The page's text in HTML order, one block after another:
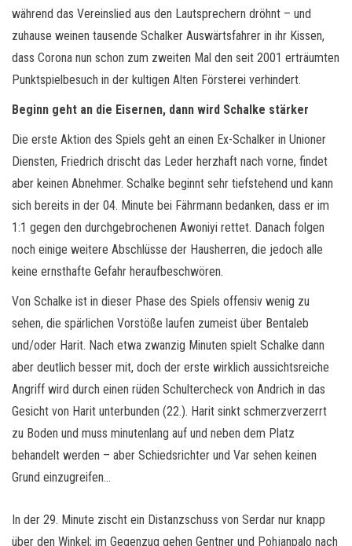
während das Vereinslied aus den Lautsprechern dröhnt – und
zuhause weinen tausende Schalker Auswärtsfahrer in ihr Kissen,
dass Corona nun schon zum zweiten Mal den seit 2001 erträumten
Punktspielbesuch in der kultigen Alten Försterei verhindert.
Beginn geht an die Eisernen, dann wird Schalke stärker
Die erste Aktion des Spiels geht an einen Ex-Schalker in Unioner
Diensten, Friedrich drischt das Leder herzhaft nach vorne, findet
aber keinen Abnehmer. Schalke beginnt sehr tiefstehend und kann
sich bereits in der 04. Minute bei Fährmann bedanken, dass er im
1:1 gegen den durchgebrochenen Awoniyi rettet. Danach folgen
noch einige weitere Abschlüsse der Hausherren, die jedoch alle
keine ernsthafte Gefahr heraufbeschwören.
Von Schalke ist in dieser Phase des Spiels offensiv wenig zu
sehen, die spärlichen Vorstöße laufen zumeist über Bentaleb
und/oder Harit. Nach etwa zwanzig Minuten spielt Schalke dann
aber deutlich besser mit, doch der erste wirklich aussichtsreiche
Angriff wird durch einen rüden Schultercheck von Andrich in das
Gesicht von Harit unterbunden (22.). Harit sinkt schmerzverzerrt
zu Boden und muss minutenlang auf und neben dem Platz
behandelt werden – aber Schiedsrichter und Var sehen keinen
Grund einzugreifen…
In der 29. Minute zischt ein Distanzschuss von Serdar nur knapp
über den Winkel; im Gegenzug gehen Gentner und Pohjanpalo nach